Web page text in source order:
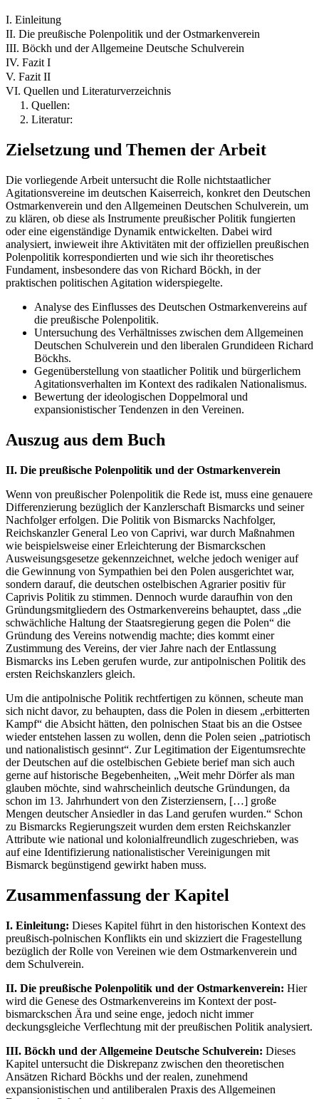
I. Einleitung
II. Die preußische Polenpolitik und der Ostmarkenverein
III. Böckh und der Allgemeine Deutsche Schulverein
IV. Fazit I
V. Fazit II
VI. Quellen und Literaturverzeichnis
1. Quellen:
2. Literatur:
Zielsetzung und Themen der Arbeit
Die vorliegende Arbeit untersucht die Rolle nichtstaatlicher
Agitationsvereine im deutschen Kaiserreich, konkret den Deutschen
Ostmarkenverein und den Allgemeinen Deutschen Schulverein, um
zu klären, ob diese als Instrumente preußischer Politik fungierten
oder eine eigenständige Dynamik entwickelten. Dabei wird
analysiert, inwieweit ihre Aktivitäten mit der offiziellen preußischen
Polenpolitik korrespondierten und wie sich ihr theoretisches
Fundament, insbesondere das von Richard Böckh, in der
praktischen politischen Agitation widerspiegelte.
Analyse des Einflusses des Deutschen Ostmarkenvereins auf
die preußische Polenpolitik.
Untersuchung des Verhältnisses zwischen dem Allgemeinen
Deutschen Schulverein und den liberalen Grundideen Richard
Böckhs.
Gegenüberstellung von staatlicher Politik und bürgerlichem
Agitationsverhalten im Kontext des radikalen Nationalismus.
Bewertung der ideologischen Doppelmoral und
expansionistischer Tendenzen in den Vereinen.
Auszug aus dem Buch
II. Die preußische Polenpolitik und der Ostmarkenverein
Wenn von preußischer Polenpolitik die Rede ist, muss eine genauere
Differenzierung bezüglich der Kanzlerschaft Bismarcks und seiner
Nachfolger erfolgen. Die Politik von Bismarcks Nachfolger,
Reichskanzler General Leo von Caprivi, war durch Maßnahmen
wie beispielsweise einer Erleichterung der Bismarckschen
Ausweisungsgesetze gekennzeichnet, welche jedoch weniger auf
die Gewinnung von Sympathien bei den Polen ausgerichtet war,
sondern darauf, die deutschen ostelbischen Agrarier positiv für
Caprivis Politik zu stimmen. Dennoch wurde daraufhin von den
Gründungsmitgliedern des Ostmarkenvereins behauptet, dass „die
schwächliche Haltung der Staatsregierung gegen die Polen“ die
Gründung des Vereins notwendig machte; dies kommt einer
Zustimmung des Vereins, der vier Jahre nach der Entlassung
Bismarcks ins Leben gerufen wurde, zur antipolnischen Politik des
ersten Reichskanzlers gleich.
Um die antipolnische Politik rechtfertigen zu können, scheute man
sich nicht davor, zu behaupten, dass die Polen in diesem „erbitterten
Kampf“ die Absicht hätten, den polnischen Staat bis an die Ostsee
wieder entstehen lassen zu wollen, denn die Polen seien „patriotisch
und nationalistisch gesinnt“. Zur Legitimation der Eigentumsrechte
der Deutschen auf die ostelbischen Gebiete berief man sich auch
gerne auf historische Begebenheiten, „Weit mehr Dörfer als man
glauben möchte, sind wahrscheinlich deutsche Gründungen, da
schon im 13. Jahrhundert von den Zisterziensern, […] große
Mengen deutscher Ansiedler in das Land gerufen wurden.“ Schon
zu Bismarcks Regierungszeit wurden dem ersten Reichskanzler
Attribute wie national und kolonialfreundlich zugeschrieben, was
auf eine Identifizierung nationalistischer Vereinigungen mit
Bismarck begünstigend gewirkt haben muss.
Zusammenfassung der Kapitel
I. Einleitung: Dieses Kapitel führt in den historischen Kontext des
preußisch-polnischen Konflikts ein und skizziert die Fragestellung
bezüglich der Rolle von Vereinen wie dem Ostmarkenverein und
dem Schulverein.
II. Die preußische Polenpolitik und der Ostmarkenverein: Hier
wird die Genese des Ostmarkenvereins im Kontext der post-
bismarckschen Ära und seine enge, jedoch nicht immer
deckungsgleiche Verflechtung mit der preußischen Politik analysiert.
III. Böckh und der Allgemeine Deutsche Schulverein: Dieses
Kapitel untersucht die Diskrepanz zwischen den theoretischen
Ansätzen Richard Böckhs und der realen, zunehmend
expansionistischen und antiliberalen Praxis des Allgemeinen